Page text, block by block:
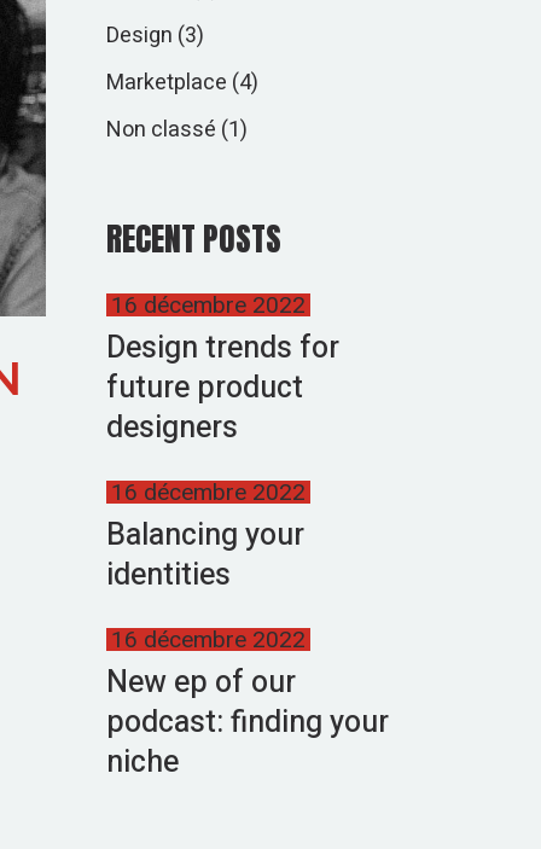
Design (3)
Marketplace (4)
Non classé (1)
RECENT POSTS
16 décembre 2022
Design trends for
future product
designers
16 décembre 2022
Balancing your
identities
16 décembre 2022
New ep of our
podcast: finding your
niche